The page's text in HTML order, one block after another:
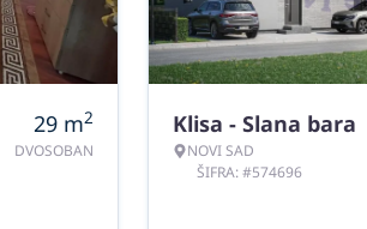
29 m2
DVOSOBAN
Klisa - Slana bara
NOVI SAD
ŠIFRA: #574696